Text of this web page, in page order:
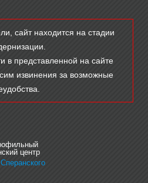
руб.
железа)
руб.
сайт находится на стадии
в представленной на сайте
извинения за возможные
центр